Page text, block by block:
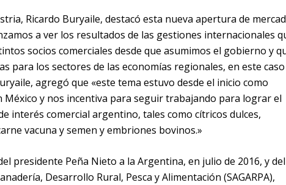
Ricardo Buryaile, destacó esta nueva apertura de
a ver los resultados de las gestiones internacionales
socios comerciales desde que asumimos el gobierno y
para los sectores de las economías regionales, en este caso
agregó que «este tema estuvo desde el inicio como
y nos incentiva para seguir trabajando para lograr el
interés comercial argentino, tales como cítricos dulces,
vacuna y semen y embriones bovinos.»
presidente Peña Nieto a la Argentina, en julio de 2016, y del
Desarrollo Rural, Pesca y Alimentación (SAGARPA),